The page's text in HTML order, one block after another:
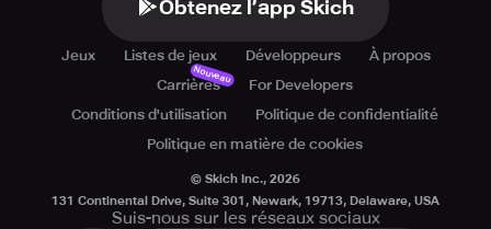
Obtenez l’app Skich
Jeux Listes de jeux Développeurs
À propos
Carrières
Nouveau
For Developers
Conditions d'utilisation
Politique de confidentialité
Politique en matière de cookies
© Skich Inc., 2026
131 Continental Drive, Suite 301, Newark, 19713, Delaware, USA
Suis-nous sur les réseaux sociaux